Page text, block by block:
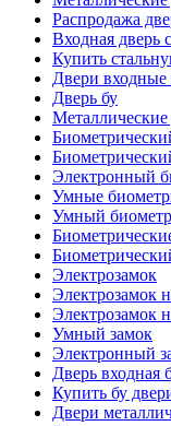
Распродажа
Входная дверь
Купить
Двери входные
Дверь бу
Металлические
Электронный
Умные
Умный
Электрозамок
Электрозамок
Электрозамок
Умный замок
Электронный
Дверь входная
Купить бу
Двери